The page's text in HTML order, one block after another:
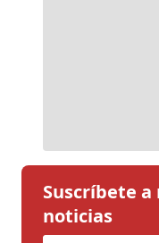
Suscríbete
noticias